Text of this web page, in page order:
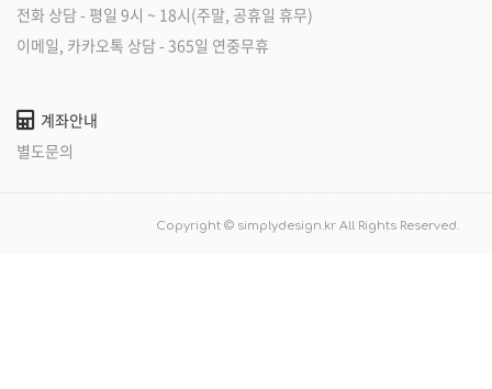
전화 상담 - 평일 9시 ~ 18시(주말, 공휴일 휴무)
이메일, 카카오톡 상담 - 365일 연중무휴
계좌안내
별도문의
Copyright © simplydesign.kr All Rights Reserved.